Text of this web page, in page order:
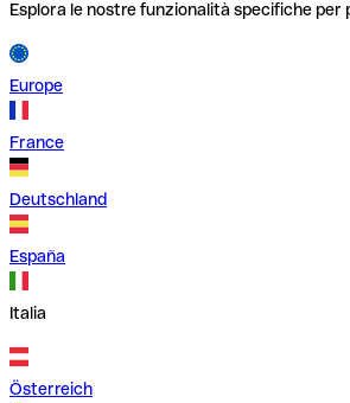
Esplora le nostre funzionalità specifiche per
Europe
France
Deutschland
España
Italia
Österreich